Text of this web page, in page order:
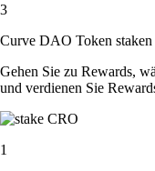
3
Curve DAO Token staken
Gehen Sie zu Rewards,
und verdienen Sie
1